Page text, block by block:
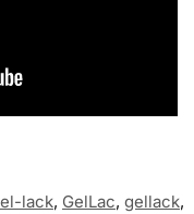
lack, GelLac, gellack,